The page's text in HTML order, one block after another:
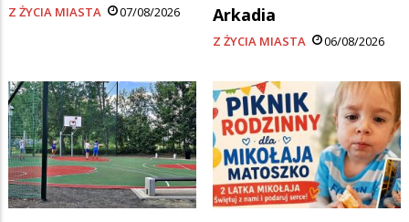
Z ŻYCIA MIASTA 07/08/2026
Arkadia
Z ŻYCIA MIASTA 06/08/2026